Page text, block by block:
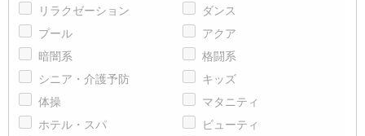
リラクゼーション
ダンス
プール
アクア
暗闇系
格闘系
シニア・介護予防
キッズ
体操
マタニティ
ホテル・スパ
ビューティ